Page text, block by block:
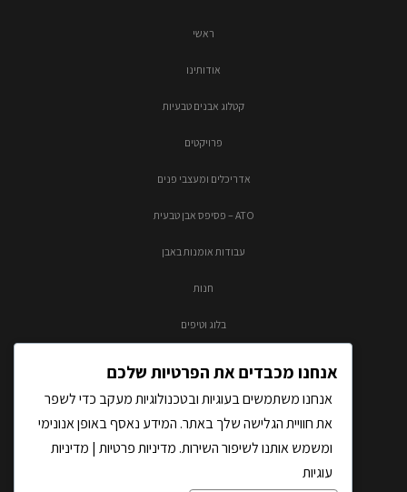
ראשי
אודותינו
קטלוג אבנים טבעיות
פרויקטים
אדריכלים ומעצבי פנים
ATO – פסיפס אבן טבעית
עבודות אומנות באבן
חנות
בלוג וטיפים
אנחנו מכבדים את הפרטיות שלכם
אנחנו משתמשים בעוגיות ובטכנולוגיות מעקב כדי לשפר
את חוויית הגלישה שלך באתר. המידע נאסף באופן אנונימי
ומשמש אותנו לשיפור השירות. מדיניות פרטיות | מדיניות
עוגיות